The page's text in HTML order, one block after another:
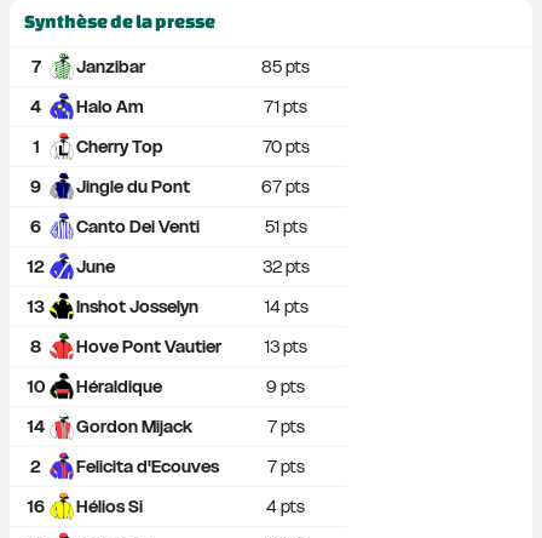
Synthèse de la presse
7 Janzibar 85 pts
4
Halo Am 71 pts
1
Cherry Top 70 pts
9
Jingle du Pont 67 pts
6
Canto Dei Venti 51 pts
12
June 32 pts
13
Inshot Josselyn 14 pts
8
Hove Pont Vautier 13 pts
10
Héraldique 9 pts
14
Gordon Mijack 7 pts
2
Felicita d'Ecouves 7 pts
16
Hélios Si 4 pts